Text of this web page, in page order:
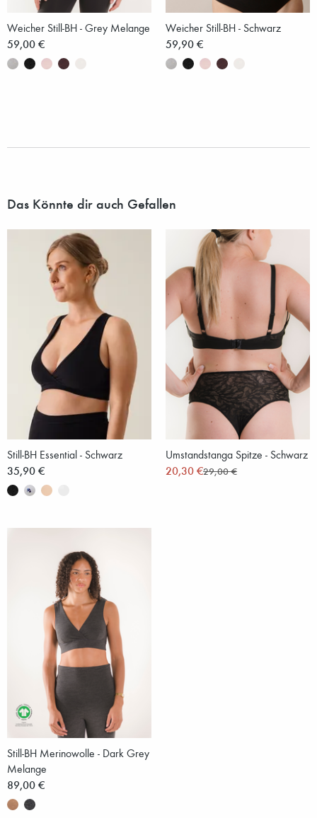
Weicher Still-BH - Grey Melange
59,00 €
Weicher Still-BH - Schwarz
59,90 €
Das Könnte dir auch Gefallen
Still-BH Essential - Schwarz
35,90 €
Umstandstanga Spitze - Schwarz
20,30 €29,00 €
Still-BH Merinowolle - Dark Grey
Melange
89,00 €